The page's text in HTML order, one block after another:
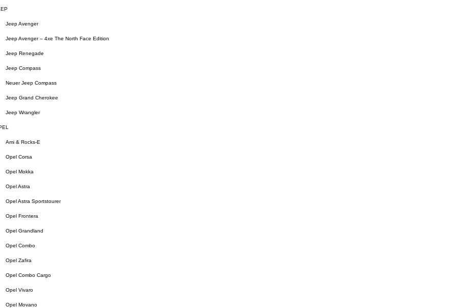
Jeep Avenger
Jeep Avenger – 4xe The North Face Edition
Jeep Renegade
Jeep Compass
Neuer Jeep Compass
Jeep Grand Cherokee
Jeep Wrangler
Ami & Rocks-E
Opel Corsa
Opel Mokka
Opel Astra
Opel Astra Sportstourer
Opel Frontera
Opel Grandland
Opel Combo
Opel Zafira
Opel Combo Cargo
Opel Vivaro
Opel Movano